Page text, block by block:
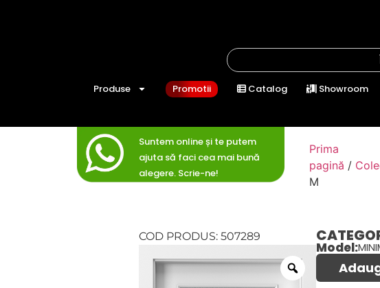
Produse Promotii Catalog Showroom
Suntem online și te putem
ajuta să faci cea mai bună
alegere. Scrie-ne!
Prima
pagină /
M
COD PRODUS: 507289
Model: